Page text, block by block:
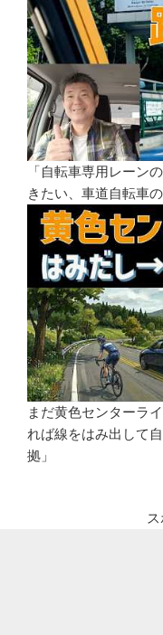
「自転車専用レーン
きたい、車道自転車
まだ黄色センターラ
れば線をはみ出して
拠」